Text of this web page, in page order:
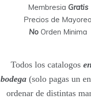
Membresia Gratis
Precios de Mayoreo
NoOrden Minima
Todos los catalogos
bodega (solo pagas un
ordenar de distintas